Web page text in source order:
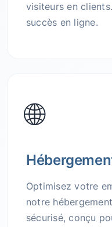
visiteurs en
succès en ligne.
🌐
Optimisez votre
notre
sécurisé, conçu